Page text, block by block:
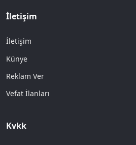
İletişim
İletişim
Künye
Reklam Ver
Vefat İlanları
Kvkk